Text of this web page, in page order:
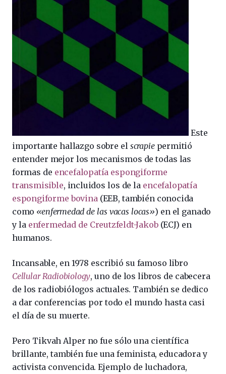
Este
importante hallazgo sobre el scrapiepermitió
entender mejor los mecanismos de todas las
formas de encefalopatía espongiforme
transmisible, incluidos los de la encefalopatía
espongiforme bovina (EEB, también conocida
como «enfermedad de las vacas locas») en el ganado
y la enfermedad de Creutzfeldt-Jakob(ECJ) en
humanos.
Incansable, en 1978 escribió su famoso libro
Cellular Radiobiology, uno de los libros de cabecera
de los radiobiólogos actuales. También se dedico
a dar conferencias por todo el mundo hasta casi
el día de su muerte.
Pero Tikvah Alper no fue sólo una científica
brillante, también fue una feminista, educadora y
activista convencida. Ejemplo de luchadora,